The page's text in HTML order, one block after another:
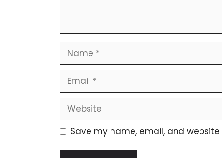
Name
Email
Website
Save my name, email, and